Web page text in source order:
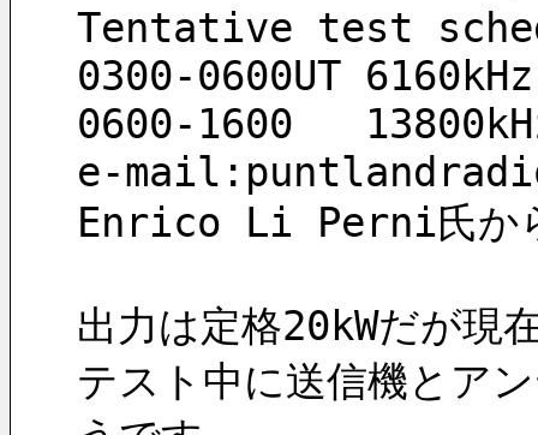
Tentative test
0300-0600UT 6160kHz
0600-1600
e-
Enrico Li Perni氏から
出力は定格20kWだが現
テスト中に送信機とア